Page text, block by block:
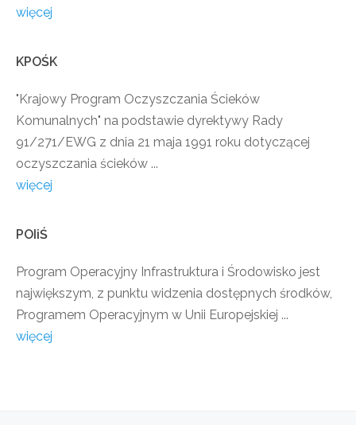
więcej
KPOŚK
"Krajowy Program Oczyszczania Ścieków
Komunalnych" na podstawie dyrektywy Rady
91/271/EWG z dnia 21 maja 1991 roku dotyczącej
oczyszczania ścieków ...
więcej
POIiŚ
Program Operacyjny Infrastruktura i Środowisko jest
największym, z punktu widzenia dostępnych środków,
Programem Operacyjnym w Unii Europejskiej ...
więcej